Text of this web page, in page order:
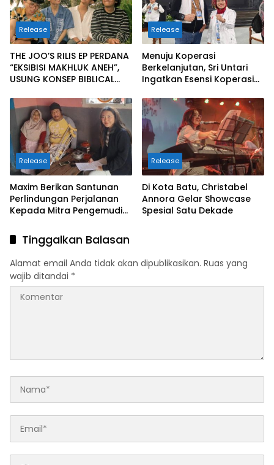
Release
THE JOO’S RILIS EP PERDANA
“EKSIBISI MAKHLUK ANEH”,
USUNG KONSEP BIBLICAL
Release
Menuju Koperasi
Berkelanjutan, Sri Untari
Ingatkan Esensi Koperasi
Release
Maxim Berikan Santunan
Perlindungan Perjalanan
Kepada Mitra Pengemudi
Release
Di Kota Batu, Christabel
Annora Gelar Showcase
Spesial Satu Dekade
Tinggalkan Balasan
Alamat email Anda tidak akan dipublikasikan. Ruas yang
wajib ditandai *